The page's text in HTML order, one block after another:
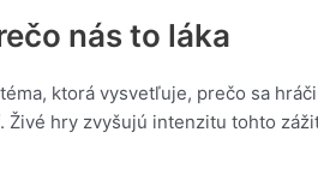
nás to láka
ktorá vysvetľuje, prečo sa
hry zvyšujú intenzitu tohto